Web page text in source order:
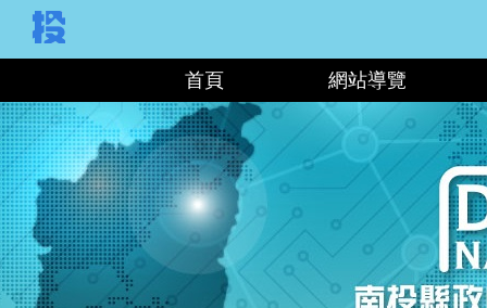
首頁 網站導覽